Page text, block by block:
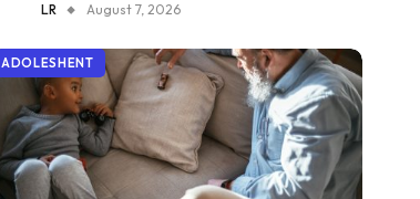
LR August 7, 2026
ADOLESHENT